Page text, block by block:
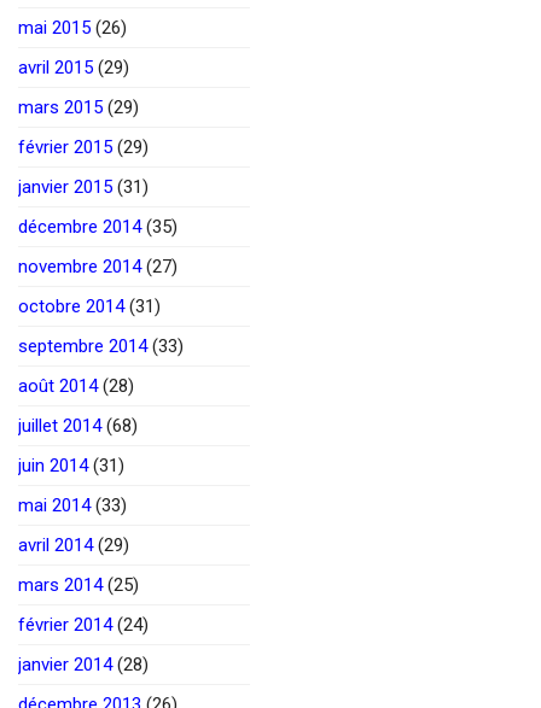
mai 2015 (26)
avril 2015 (29)
mars 2015 (29)
février 2015 (29)
janvier 2015 (31)
décembre 2014(35)
novembre 2014(27)
octobre 2014(31)
septembre 2014(33)
août 2014(28)
juillet 2014(68)
juin 2014(31)
mai 2014(33)
avril 2014(29)
mars 2014(25)
février 2014(24)
janvier 2014(28)